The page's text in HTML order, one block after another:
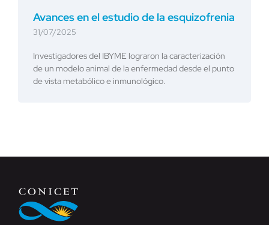
Avances en el estudio de la esquizofrenia
31/07/2025
Investigadores del IBYME lograron la caracterización
de un modelo animal de la enfermedad desde el punto
de vista metabólico e inmunológico.